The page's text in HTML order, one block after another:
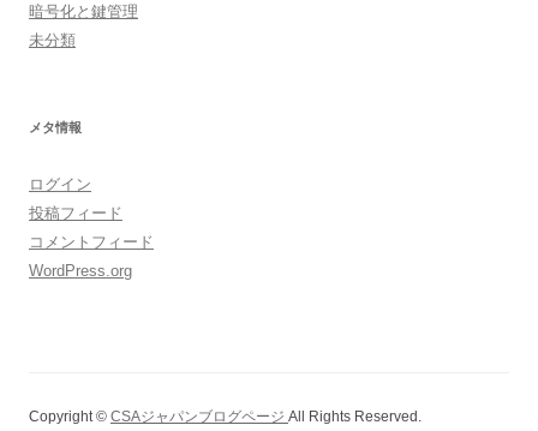
暗号化と鍵管理
未分類
メタ情報
ログイン
投稿フィード
コメントフィード
WordPress.org
Copyright © CSAジャパンブログページ All Rights Reserved.